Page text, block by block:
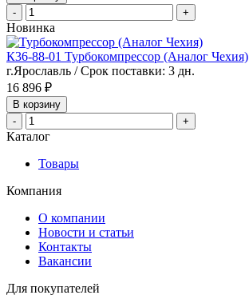
-
+
Новинка
К36-88-01 Турбокомпрессор (Аналог Чехия)
г.Ярославль / Срок поставки: 3 дн.
16 896 ₽
В корзину
-
+
Каталог
Товары
Компания
О компании
Новости и статьи
Контакты
Вакансии
Для покупателей